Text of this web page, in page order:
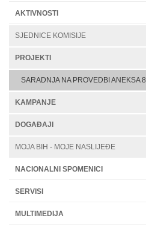
AKTIVNOSTI
SJEDNICE KOMISIJE
PROJEKTI
SARADNJA NA PROVEDBI ANEKSA 8
KAMPANJE
DOGAĐAJI
MOJA BIH - MOJE NASLIJEĐE
NACIONALNI SPOMENICI
SERVISI
MULTIMEDIJA